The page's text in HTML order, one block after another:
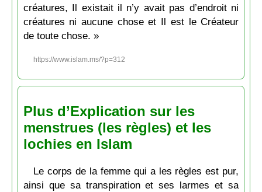
créatures, Il existait il n’y avait pas d’endroit ni
créatures ni aucune chose et Il est le Créateur
de toute chose. »
https://www.islam.ms/?p=312
Plus d’Explication sur les
menstrues (les règles) et les
lochies en Islam
Le corps de la femme qui a les règles est pur,
ainsi que sa transpiration et ses larmes et sa